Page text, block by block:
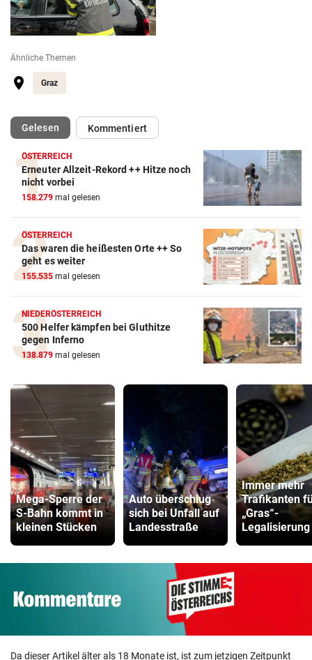
Ähnliche Themen
Graz
Gelesen(ausgewählt)Kommentiert
ÖSTERREICH
Erneuter Allzeit-Rekord ++ Hitze noch
nicht vorbei
158.279 mal gelesen
ÖSTERREICH
Das waren die heißesten Orte ++ So
geht es weiter
155.535 mal gelesen
NIEDERÖSTERREICH
500 Helfer kämpfen bei Gluthitze
gegen Inferno
138.879 mal gelesen
Mega-Sperre der
S-Bahn kommt in
kleinen Stücken
Auto überschlug
sich bei Unfall auf
Landesstraße
Immer mehr
Trafikanten
„Gras“-
Legalisierung
Da dieser Artikel älter als 18 Monate ist, ist zum jetzigen Zeitpunkt